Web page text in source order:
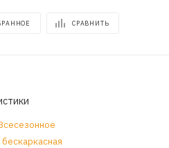
СРАВНИТЬ
бескаркасная